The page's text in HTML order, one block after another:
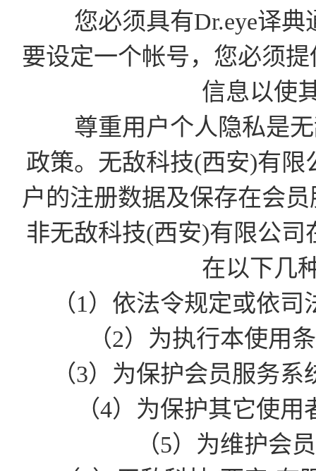
您必须具有Dr.eye译典
要设定一个帐号，您必须
信息以使
尊重用户个人隐私是无
政策。无敌科技(西安)有
户的注册数据及保存在会
非无敌科技(西安)有限公
在以下几
（1）依法令规定或依
（2）为执行本使用
（3）为保护会员服务
（4）为保护其它使
（5）为维护会